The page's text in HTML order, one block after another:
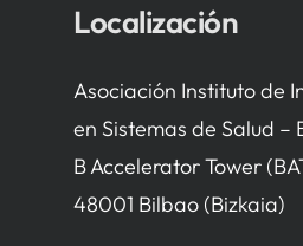
Localización
Asociación Instituto de
en Sistemas de Salud –
B Accelerator Tower
48001 Bilbao (Bizkaia)